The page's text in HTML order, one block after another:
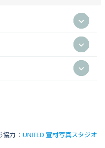
力： UNITED 宣材写真スタジオ